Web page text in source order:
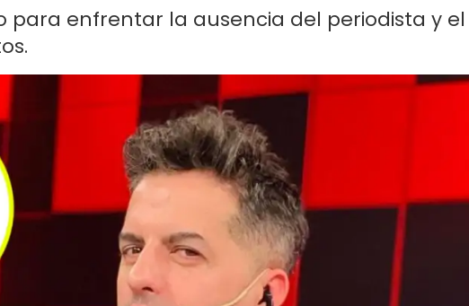
para enfrentar la ausencia del periodista y el